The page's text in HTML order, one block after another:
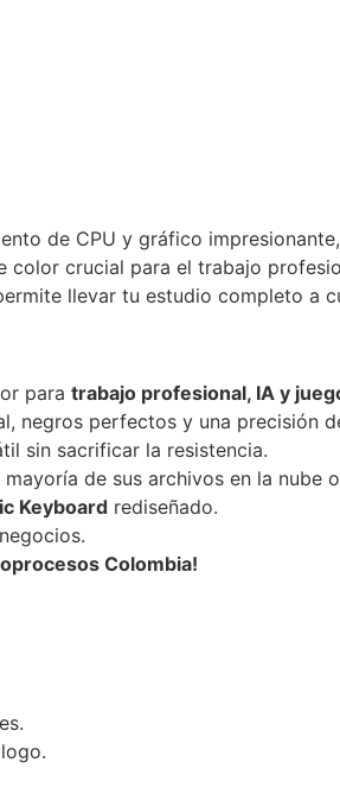
de CPU y gráfico
color crucial para el trabajo
llevar tu estudio completo a
para trabajo profesional, IA y
negros perfectos y una precisión
sin sacrificar la resistencia.
de sus archivos en la nube
Keyboard rediseñado.
Colombia!